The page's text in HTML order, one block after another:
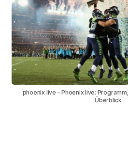
phoenix live – Phoenix live:
Überblick